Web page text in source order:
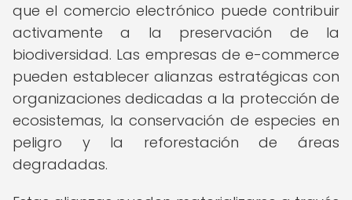
que el comercio electrónico puede contribuir
activamente a la preservación de la
biodiversidad. Las empresas de e-commerce
pueden establecer alianzas estratégicas con
organizaciones dedicadas a la protección de
ecosistemas, la conservación de especies en
peligro y la reforestación de áreas
degradadas.